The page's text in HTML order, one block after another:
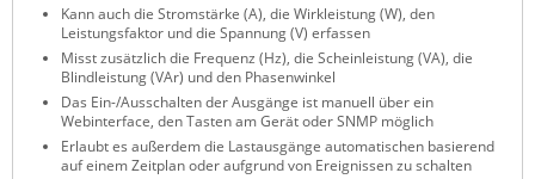
News zu unseren Herstellern
Kann auch die Stromstärke (A), die Wirkleistung (W), den
Leistungsfaktor und die Spannung (V) erfassen
Misst zusätzlich die Frequenz (Hz), die Scheinleistung (VA), die
Blindleistung (VAr) und den Phasenwinkel
Das Ein-/Ausschalten der Ausgänge ist manuell über ein
Webinterface, den Tasten am Gerät oder SNMP möglich
Erlaubt es außerdem die Lastausgänge automatischen basierend
auf einem Zeitplan oder aufgrund von Ereignissen zu schalten